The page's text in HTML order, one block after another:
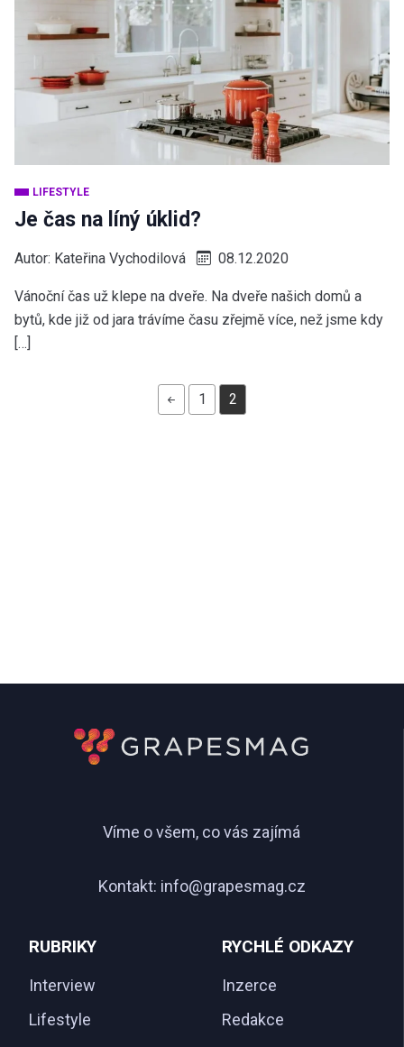
LIFESTYLE
Je čas na líný úklid?
Autor: Kateřina Vychodilová 08.12.2020
Vánoční čas už klepe na dveře. Na dveře našich domů a
bytů, kde již od jara trávíme času zřejmě více, než jsme kdy
[…]
1 2
Víme o všem, co vás zajímá
Kontakt: info@grapesmag.cz
RUBRIKY
Interview
Lifestyle
RYCHLÉ ODKAZY
Inzerce
Redakce